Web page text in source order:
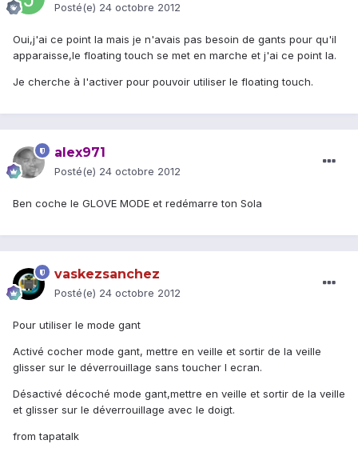
Posté(e) 24 octobre 2012
Oui,j'ai ce point la mais je n'avais pas besoin de gants pour qu'il
apparaisse,le floating touch se met en marche et j'ai ce point la.
Je cherche à l'activer pour pouvoir utiliser le floating touch.
alex971
Posté(e) 24 octobre 2012
Ben coche le GLOVE MODE et redémarre ton Sola
vaskezsanchez
Posté(e) 24 octobre 2012
Pour utiliser le mode gant
Activé cocher mode gant, mettre en veille et sortir de la veille
glisser sur le déverrouillage sans toucher l ecran.
Désactivé décoché mode gant,mettre en veille et sortir de la veille
et glisser sur le déverrouillage avec le doigt.
from tapatalk